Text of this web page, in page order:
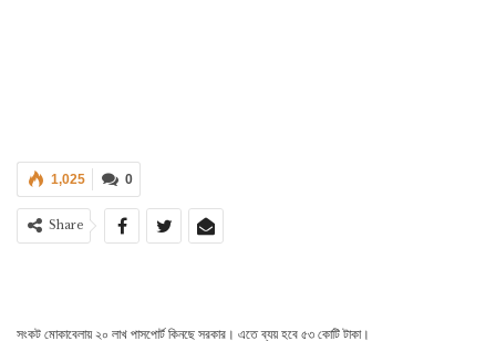
0
1,025
Share
সংকট মোকাবেলায় ২০ লাখ পাসপোর্ট কিনছে সরকার। এতে ব্যয় হবে ৫৩ কোটি টাকা।